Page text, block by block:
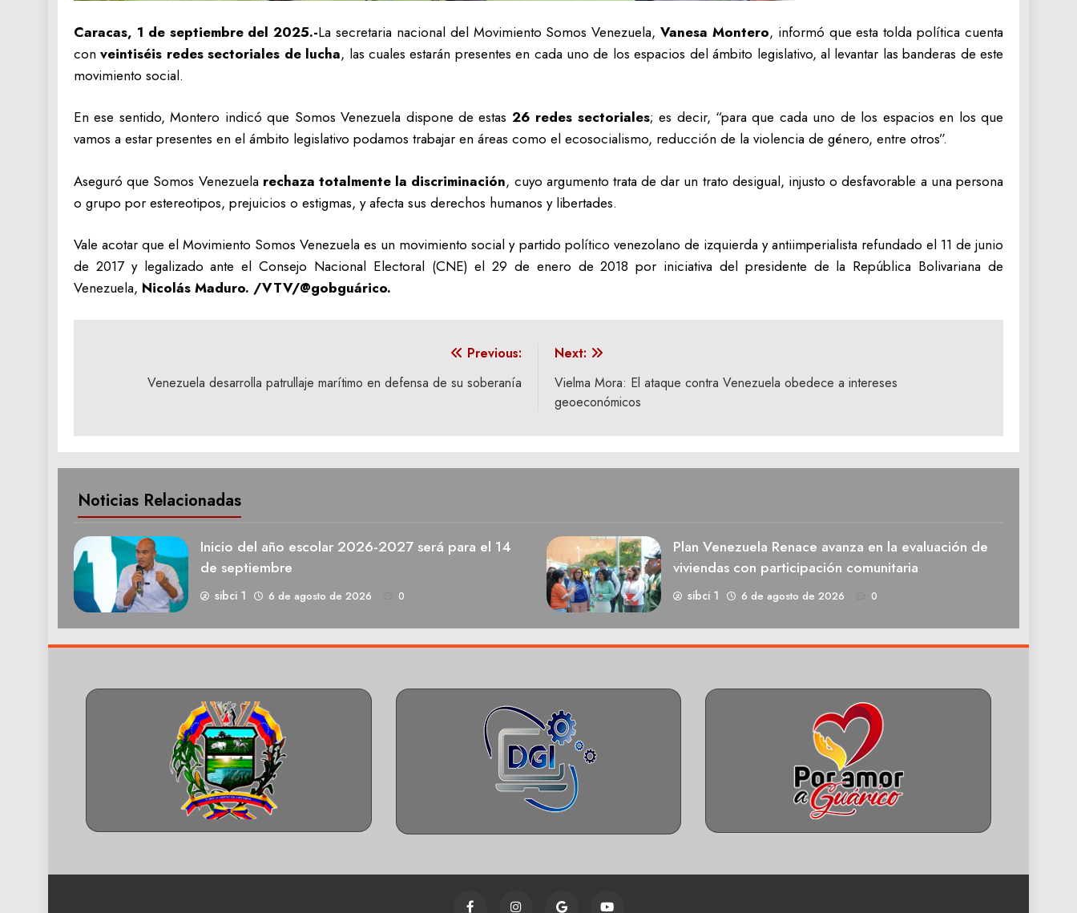
Caracas, 1 de septiembre del 2025.-La secretaria nacional del Movimiento Somos Venezuela,Vanesa Montero, informó que esta tolda política cuenta
conveintiséis redes sectoriales de lucha, las cuales estarán presentes en cada uno de los espacios del ámbito legislativo, al levantar las banderas de este
movimiento social.
En ese sentido, Montero indicó que Somos Venezuela dispone de estas 26 redes sectoriales; es decir, “para que cada uno de los espacios en los que
vamos a estar presentes en el ámbito legislativo podamos trabajar en áreas como el ecosocialismo, reducción de la violencia de género, entre otros”.
Aseguró que Somos Venezuela rechaza totalmente la discriminación, cuyo argumento trata de dar un trato desigual, injusto o desfavorable a una persona
o grupo por estereotipos, prejuicios o estigmas, y afecta sus derechos humanos y libertades.
Vale acotar que el Movimiento Somos Venezuela es un movimiento social y partido político venezolano de izquierda y antiimperialista refundado el 11 de junio
de 2017 y legalizado ante el Consejo Nacional Electoral (CNE) el 29 de enero de 2018 por iniciativa del presidente de la República Bolivariana de
Venezuela, Nicolás Maduro. /VTV/@gobguárico.
Previous:
Venezuela desarrolla patrullaje marítimo en defensa de su soberanía
Next:
Vielma Mora: El ataque contra Venezuela obedece a intereses
geoeconómicos
Noticias Relacionadas
Inicio del año escolar 2026-2027 será para el 14
de septiembre
sibci 1 6 de agosto de 2026 0
Plan Venezuela Renace avanza en la evaluación de
viviendas con participación comunitaria
sibci 1 6 de agosto de 2026 0